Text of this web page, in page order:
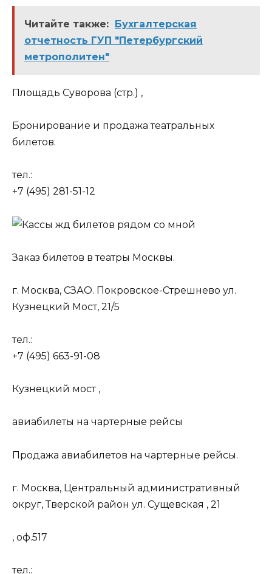
Читайте также: Бухгалтерская
отчетность ГУП "Петербургский
метрополитен"
Площадь Cуворова (стр.) ,
Бронирование и продажа театральных
билетов.
тел.:
+7 (495) 281-51-12
Заказ билетов в театры Москвы.
г. Москва, СЗАО. Покровское-Стрешнево ул.
Кузнецкий Мост, 21/5
тел.:
+7 (495) 663-91-08
Кузнецкий мост ,
авиабилеты на чартерные рейсы
Продажа авиабилетов на чартерные рейсы.
г. Москва, Центральный административный
округ, Тверской район ул. Сущевская , 21
, оф.517
тел.: